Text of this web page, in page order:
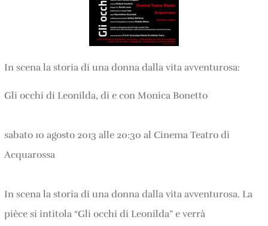
In scena la storia di una donna dalla vita avventurosa:
Gli occhi di Leonilda, di e con Monica Bonetto
sabato 10 agosto 2013 alle 20:30 al Cinema Teatro di
Acquarossa
In scena la storia di una donna dalla vita avventurosa. La
pièce si intitola “Gli occhi di Leonilda” e verrà